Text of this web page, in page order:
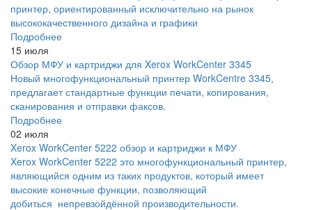
принтер, ориентированный исключительно на рынок
высококачественного дизайна и графики
Подробнее
15 июля
Обзор МФУ и картриджи для Xerox WorkCenter 3345
Новый многофункциональный принтер WorkCentre 3345,
предлагает стандартные функции печати, копирования,
сканирования и отправки факсов.
Подробнее
02 июля
Xerox WorkCenter 5222 обзор и картриджи к МФУ
Xerox WorkCenter 5222 это многофункциональный принтер,
являющийся одним из таких продуктов, который имеет
высокие конечные функции, позволяющий
добиться непревзойдённой производительности.